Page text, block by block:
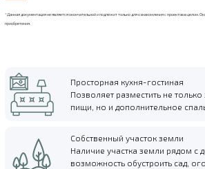
*Данная документация не является окончательной и подлежит только для ознакомления с проектов в целом.
приобретения.
Просторная кухня-гостиная
Позволяет разместить не
пищи, но и дополнительное
Собственный участок земли
Наличие участка земли рядом с
возможность обустроить сад,